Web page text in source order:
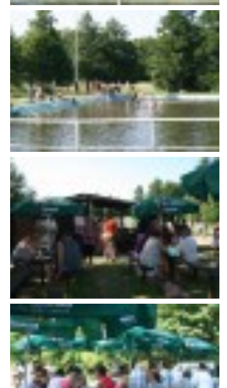
ODKAZY NA WWW.STRÁNKY
Kontakt
SDH Licomělice
538 03 Heřmanův Městec
Bankovní spojení:
224985128/0600
IČO: 64782832
Gmail: sdhlicomelice@gmail.com
607 276 682 - starosta SDH
sdhlicomelice@seznam.cz
© 2026 eStránky.cz